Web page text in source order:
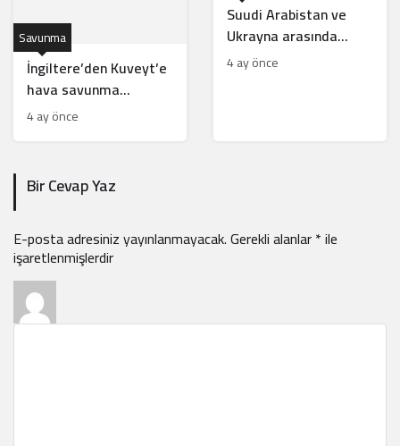
İngiltere’den Kuveyt’e
hava savunma
sistemi: ‘Rapid Sentry’
kuruluyor
Savunma
4 ay önce
Suudi Arabistan ve
Ukrayna arasında
savunma tedariki
anlaşması
4 ay önce
Bir Cevap Yaz
E-posta adresiniz yayınlanmayacak.Gerekli alanlar*ile
işaretlenmişlerdir